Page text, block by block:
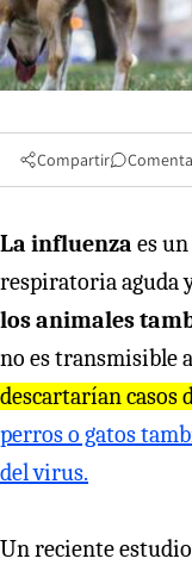
Compartir
La influenza es
respiratoria aguda
los animales
no es transmisible
descartarían casos
perros o gatos
del virus.
Un reciente